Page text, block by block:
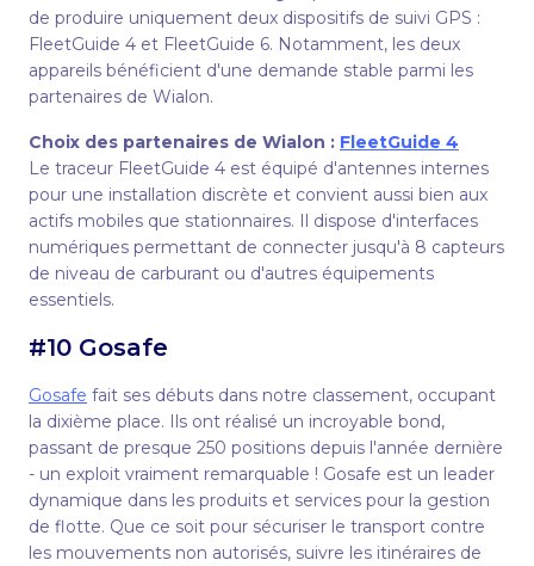
de produire uniquement deux dispositifs de suivi GPS :
FleetGuide 4 et FleetGuide 6. Notamment, les deux
appareils bénéficient d'une demande stable parmi les
partenaires de Wialon.
Choix des partenaires de Wialon : FleetGuide 4
Le traceur FleetGuide 4 est équipé d'antennes internes
pour une installation discrète et convient aussi bien aux
actifs mobiles que stationnaires. Il dispose d'interfaces
numériques permettant de connecter jusqu'à 8 capteurs
de niveau de carburant ou d'autres équipements
essentiels.
#10 Gosafe
Gosafe fait ses débuts dans notre classement, occupant
la dixième place. Ils ont réalisé un incroyable bond,
passant de presque 250 positions depuis l'année dernière
- un exploit vraiment remarquable ! Gosafe est un leader
dynamique dans les produits et services pour la gestion
de flotte. Que ce soit pour sécuriser le transport contre
les mouvements non autorisés, suivre les itinéraires de